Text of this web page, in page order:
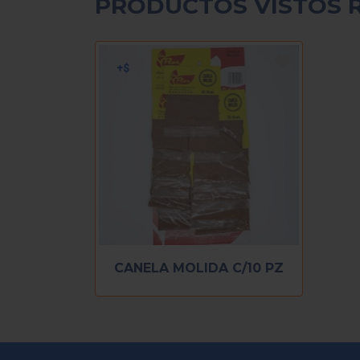
CANELA MOLIDA C/10 PZ